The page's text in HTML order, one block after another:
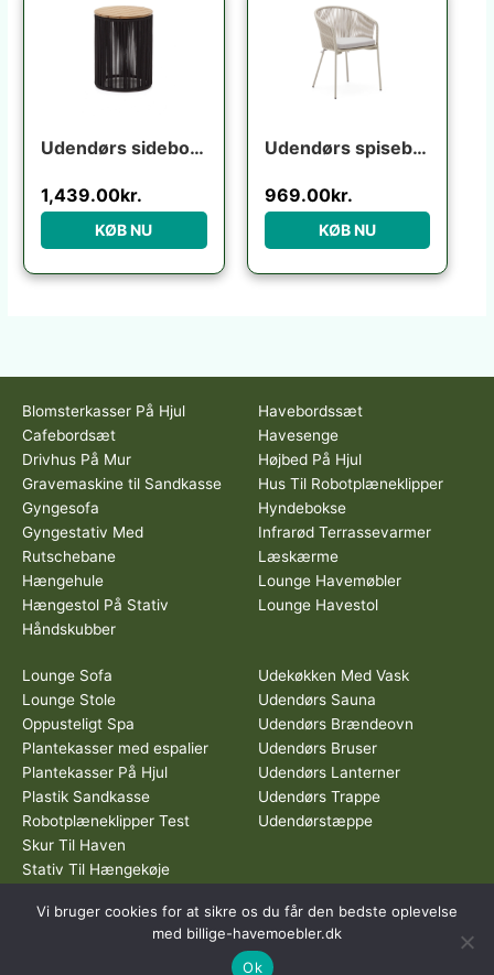
Udendørs sidebord Kave Home Dandara i massivt akacietræ og sort lakeret stål Ø40 H52 cm
1,439.00kr.
KØB NU
Udendørs spisebordsstol med armlæn havestol Kave Home Yanet ecru H80ÃB54ÃL56 cm
969.00kr.
KØB NU
Blomsterkasser På Hjul
Cafebordsæt
Drivhus På Mur
Gravemaskine til Sandkasse
Gyngesofa
Gyngestativ Med
Rutschebane
Hængehule
Hængestol På Stativ
Håndskubber
Havebordssæt
Havesenge
Højbed På Hjul
Hus Til Robotplæneklipper
Hyndebokse
Infrarød Terrassevarmer
Læskærme
Lounge Havemøbler
Lounge Havestol
Lounge Sofa
Lounge Stole
Oppusteligt Spa
Plantekasser med espalier
Plantekasser På Hjul
Plastik Sandkasse
Robotplæneklipper Test
Skur Til Haven
Stativ Til Hængekøje
Udekøkken Med Vask
Udendørs Sauna
Udendørs Brændeovn
Udendørs Bruser
Udendørs Lanterner
Udendørs Trappe
Udendørstæppe
Dette medie ejes og drives af Tropic Traffic LLC-FZ | The Meydan
Hotel, Grandstand, 6th floor, Nad Al Sheba | Dubai | UAE
Vi bruger cookies for at sikre os du får den bedste oplevelse
med billige-havemoebler.dk
Ok